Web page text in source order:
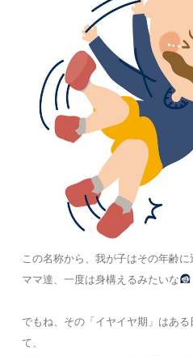
この名称から、我が子はその年齢に
ママ達、一度は身構えるみたいな
でもね、その「イヤイヤ期」はあ
て、